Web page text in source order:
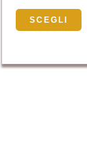
su
SCEGLI